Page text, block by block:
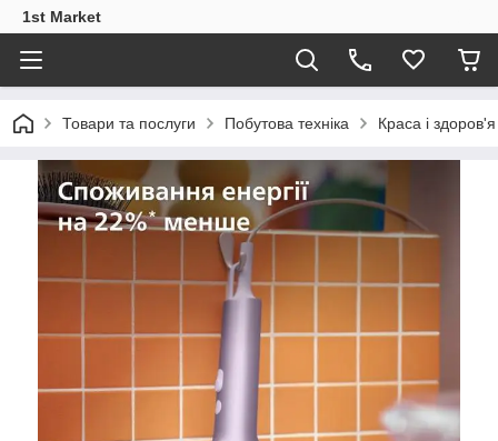
1st Market
Товари та послуги Побутова техніка Краса і здоров'я